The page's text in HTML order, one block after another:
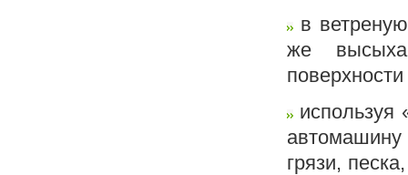
в
же
используя
грязи,